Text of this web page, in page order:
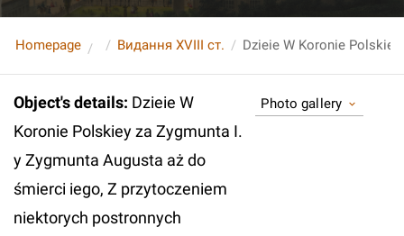
Homepage Видання XVIII ст.
Object's details: Dzieie W
Koronie Polskiey za Zygmunta I.
y Zygmunta Augusta aż do
śmierci iego, Z przytoczeniem
niektorych postronnych
Photo gallery